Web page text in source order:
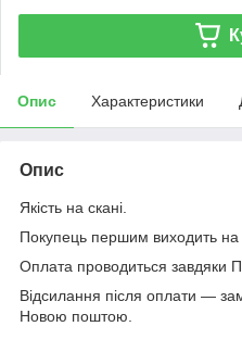
Опис Характеристики
Опис
Якість на скані.
Покупець першим виходить на
Оплата проводиться завдяки
Відсилання після оплати —
Новою поштою.